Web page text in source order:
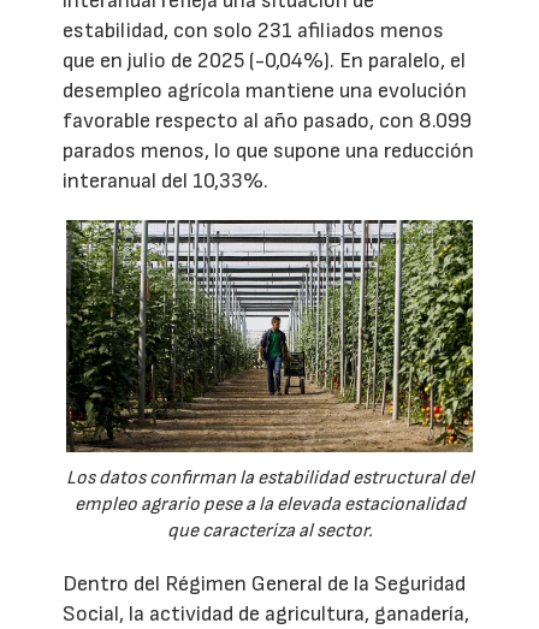
estabilidad, con solo 231 afiliados menos
que en julio de 2025 (-0,04%). En paralelo, el
desempleo agrícola mantiene una evolución
favorable respecto al año pasado, con 8.099
parados menos, lo que supone una reducción
interanual del 10,33%.
Los datos confirman la estabilidad estructural del
empleo agrario pese a la elevada estacionalidad
que caracteriza al sector.
Dentro del Régimen General de la Seguridad
Social, la actividad de agricultura, ganadería,